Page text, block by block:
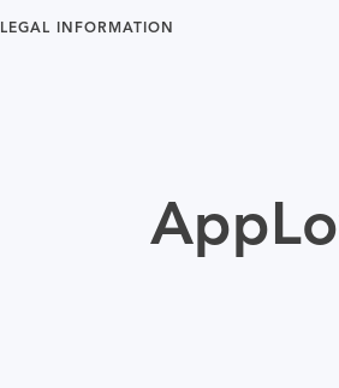
LEGAL INFORMATION